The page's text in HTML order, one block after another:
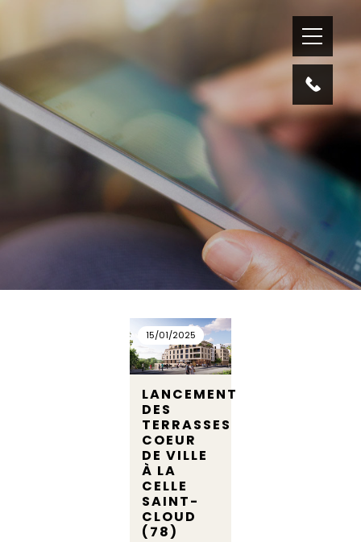
15/01/2025
LANCEMENT
DES
TERRASSES
COEUR
DE VILLE
À LA
CELLE
SAINT-
CLOUD
(78)